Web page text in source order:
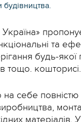
будівництва.
Україна»
та
будь-якої
тощо. кошторисі.
себе повністю
матеріалів.